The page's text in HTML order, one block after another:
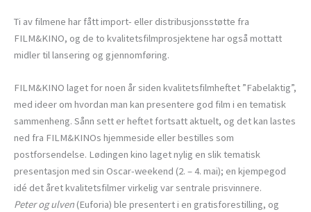
Ti av filmene har fått import- eller distribusjonsstøtte fra
FILM&KINO, og de to kvalitetsfilmprosjektene har også mottatt
midler til lansering og gjennomføring.
FILM&KINO laget for noen år siden kvalitetsfilmheftet ”Fabelaktig”,
med ideer om hvordan man kan presentere god film i en tematisk
sammenheng. Sånn sett er heftet fortsatt aktuelt, og det kan lastes
ned fra FILM&KINOs hjemmeside eller bestilles som
postforsendelse. Lødingen kino laget nylig en slik tematisk
presentasjon med sin Oscar-weekend (2. – 4. mai); en kjempegod
idé det året kvalitetsfilmer virkelig var sentrale prisvinnere.
Peter og ulven (Euforia) ble presentert i en gratisforestilling, og